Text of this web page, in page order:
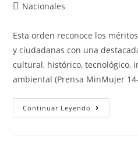
Nacionales
Esta orden reconoce los
y ciudadanas con una
cultural, histórico, tecnológico,
ambiental (Prensa MinMujer
Continuar Leyendo